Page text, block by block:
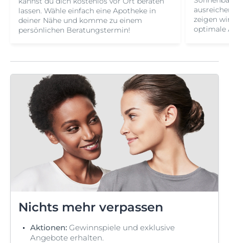
lassen. Wähle einfach eine Apotheke in
deiner Nähe und komme zu einem
persönlichen Beratungstermin!
zeigen
optimale
Nichts mehr verpassen
Aktionen: Gewinnspiele und exklusive
Angebote erhalten.